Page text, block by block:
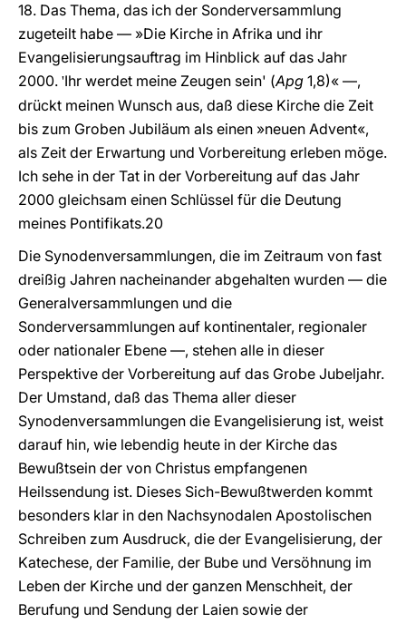
18. Das Thema, das ich der Sonderversammlung
zugeteilt habe — »Die Kirche in Afrika und ihr
Evangelisierungsauftrag im Hinblick auf das Jahr
2000. 'Ihr werdet meine Zeugen sein' (Apg 1,8)« —,
drückt meinen Wunsch aus, daß diese Kirche die Zeit
bis zum Groben Jubiläum als einen »neuen Advent«,
als Zeit der Erwartung und Vorbereitung erleben möge.
Ich sehe in der Tat in der Vorbereitung auf das Jahr
2000 gleichsam einen Schlüssel für die Deutung
meines Pontifikats.20
Die Synodenversammlungen, die im Zeitraum von fast
dreißig Jahren nacheinander abgehalten wurden — die
Generalversammlungen und die
Sonderversammlungen auf kontinentaler, regionaler
oder nationaler Ebene —, stehen alle in dieser
Perspektive der Vorbereitung auf das Grobe Jubeljahr.
Der Umstand, daß das Thema aller dieser
Synodenversammlungen die Evangelisierung ist, weist
darauf hin, wie lebendig heute in der Kirche das
Bewußtsein der von Christus empfangenen
Heilssendung ist. Dieses Sich-Bewußtwerden kommt
besonders klar in den Nachsynodalen Apostolischen
Schreiben zum Ausdruck, die der Evangelisierung, der
Katechese, der Familie, der Bube und Versöhnung im
Leben der Kirche und der ganzen Menschheit, der
Berufung und Sendung der Laien sowie der